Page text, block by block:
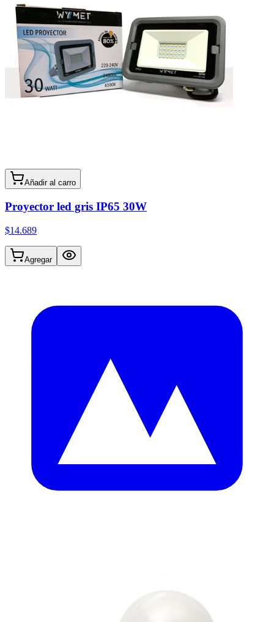
Añadir al carro
Proyector led gris IP65 30W
$14.689
Agregar